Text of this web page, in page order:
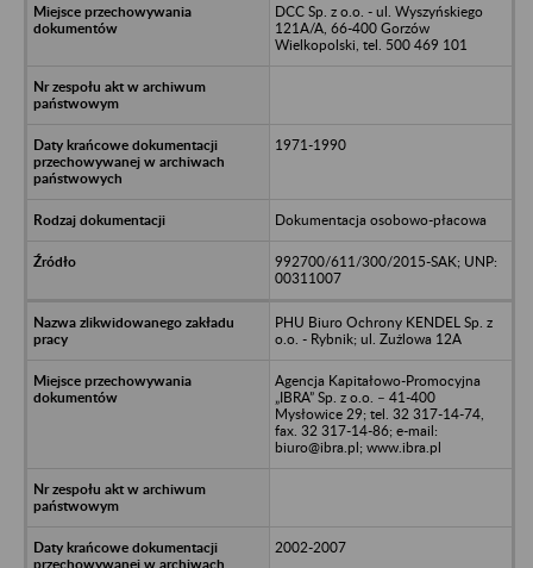
DCC Sp. z o.o. - ul. Wyszyńskiego
121A/A, 66-400 Gorzów
Wielkopolski, tel. 500 469 101
1971-1990
Dokumentacja osobowo-płacowa
992700/611/300/2015-SAK; UNP:
00311007
PHU Biuro Ochrony KENDEL Sp. z
o.o. - Rybnik; ul. Zużlowa 12A
Agencja Kapitałowo-Promocyjna
„IBRA” Sp. z o.o. – 41-400
Mysłowice 29; tel. 32 317-14-74,
fax. 32 317-14-86; e-mail:
biuro@ibra.pl; www.ibra.pl
2002-2007